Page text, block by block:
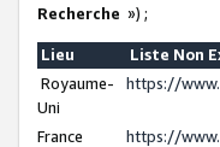
Recherche ») ;
Lieu
Liste Non
Royaume-
Uni
https://
France
https://